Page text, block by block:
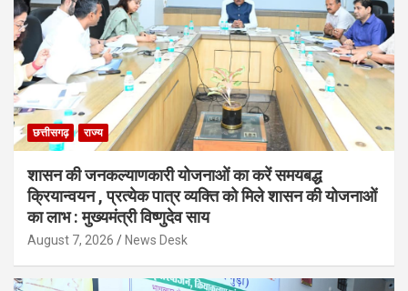
छत्तीसगढ़ राज्य
शासन की जनकल्याणकारी योजनाओं का करें समयबद्ध
क्रियान्वयन , प्रत्येक पात्र व्यक्ति को मिले शासन की योजनाओं
का लाभ : मुख्यमंत्री विष्णुदेव साय
August 7, 2026 News Desk